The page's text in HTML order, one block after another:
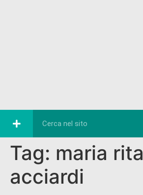
Tag: maria rita
acciardi